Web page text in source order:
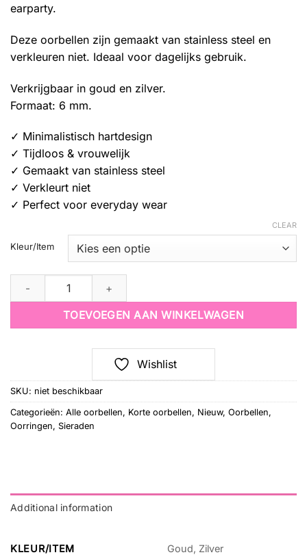
earparty.
Deze oorbellen zijn gemaakt van stainless steel en
verkleuren niet. Ideaal voor dagelijks gebruik.
Verkrijgbaar in goud en zilver.
Formaat: 6 mm.
✓ Minimalistisch hartdesign
✓ Tijdloos & vrouwelijk
✓ Gemaakt van stainless steel
✓ Verkleurt niet
✓ Perfect voor everyday wear
Kleur/Item
CLEAR
TOEVOEGEN AAN WINKELWAGEN
Wishlist
SKU: niet beschikbaar
Categorieën: Alle oorbellen, Korte oorbellen, Nieuw, Oorbellen,
Oorringen, Sieraden
Additional information
KLEUR/ITEM Goud, Zilver